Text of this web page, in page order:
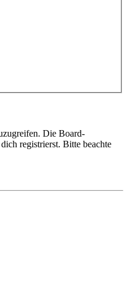
Die Board-
registrierst. Bitte beachte